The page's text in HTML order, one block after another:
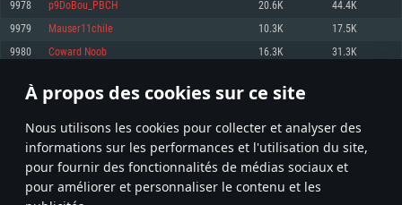
À propos des cookies sur ce site
Nous utilisons les cookies pour collecter et analyser des
informations sur les performances et l'utilisation du site,
pour fournir des fonctionnalités de médias sociaux et
pour améliorer et personnaliser le contenu et les
1060 et plus, Radeon RX 570 et plus.
Disque dur: 75.9 Go (client complet)
Processeur: Core i7 (Les processeurs Intel Xeon ne sont pas supportés)
Mémoire: 8 GB
Carte graphique: Radeon Vega II ou plus avec support de Metal
Disque dur: 62,2 Go (client complet)
Processeur: Intel Core i7
Mémoire: 8 GB
Carte graphique: NVIDIA 1060 avec les derniers drivers (moins de 6 mois) /
6 mois et supportant Vulkan
Connection: Connexion Internet à haut débit
Disque dur: 60,2 Go (client complet)
9978 p9DoBou_PBCH 20.6K 44.4K
9979 Mauser11chile 10.3K 17.5K
9980 Coward Noob 16.3K 31.3K
* Classement mis à jour quotidiennement
498 499 500 599